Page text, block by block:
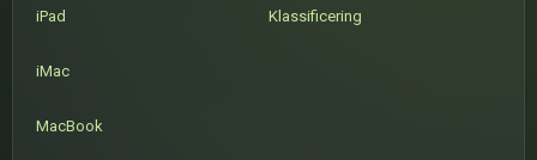
iPad
iMac
MacBook
Klassificering